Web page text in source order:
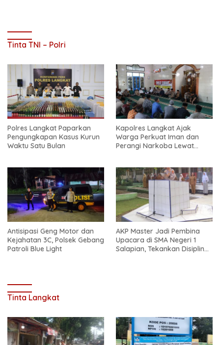
Tinta TNI – Polri
Polres Langkat Paparkan
Pengungkapan Kasus Kurun
Waktu Satu Bulan
Kapolres Langkat Ajak
Warga Perkuat Iman dan
Perangi Narkoba Lewat
Antisipasi Geng Motor dan
Kejahatan 3C, Polsek Gebang
Patroli Blue Light
AKP Master Jadi Pembina
Upacara di SMA Negeri 1
Salapian, Tekankan Disiplin
Tinta Langkat